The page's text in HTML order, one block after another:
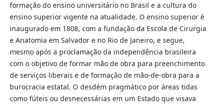
formação do ensino universitário no Brasil e a cultura do
ensino superior vigente na atualidade. O ensino superior é
inaugurado em 1808, com a fundação da Escola de Cirurgia
e Anatomia em Salvador e no Rio de Janeiro, e segue,
mesmo após a proclamação da independência brasileira
com o objetivo de formar mão de obra para preenchimento
de serviços liberais e de formação de mão-de-obra para a
burocracia estatal. O desdém pragmático por áreas tidas
como fúteis ou desnecessárias em um Estado que visava